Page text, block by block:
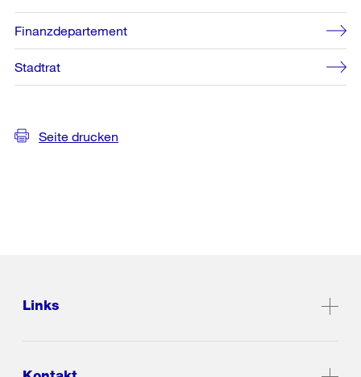
Finanzdepartement
Stadtrat
Seite drucken
Links